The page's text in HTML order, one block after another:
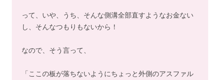
って、いや、うち、そんな側溝全部直すようなお金ない
し、そんなつもりもないから！
なので、そう言って、
「ここの板が落ちないようにちょっと外側のアスファル